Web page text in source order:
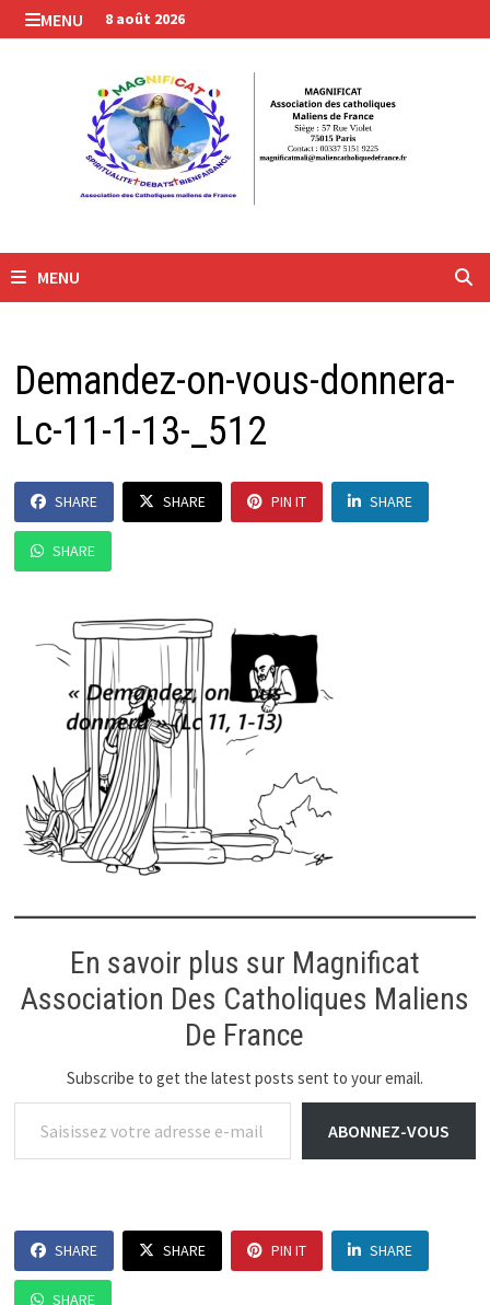
Passer
au
MENU 8 août 2026
MENU
Demandez-on-vous-donnera-
Lc-11-1-13-_512
SHARE SHARE PIN IT SHARE
SHARE
En savoir plus sur Magnificat
Association Des Catholiques Maliens
De France
Subscribe to get the latest posts sent to your email.
Saisissez votre adresse e-mail…
ABONNEZ-VOUS
SHARE SHARE PIN IT SHARE
SHARE